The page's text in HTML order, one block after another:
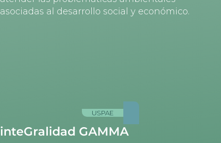
asociadas al desarrollo social y económico.
USPAE
inteGralidad GAMMA